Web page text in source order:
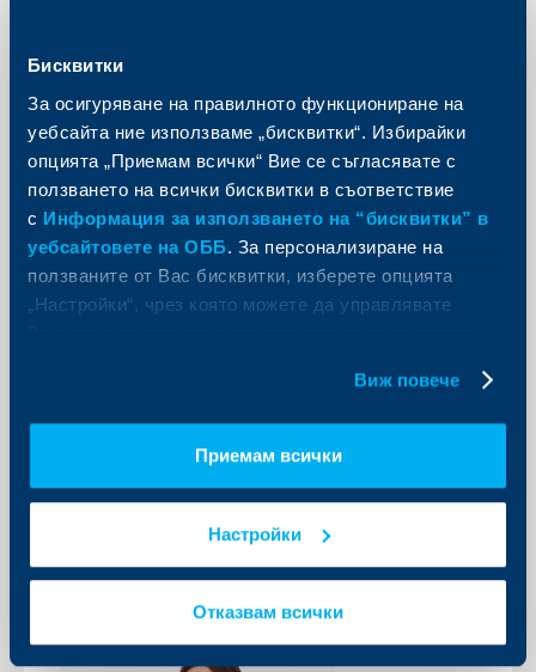
Бисквитки
За осигуряване на правилното функциониране на
уебсайта ние използваме „бисквитки“. Избирайки
опцията „Приемам всички“ Вие се съгласявате с
ползването на всички бисквитки в съответствие
с Информация за използването на “бисквитки” в
уебсайтовете на ОББ. За персонализиране на
ползваните от Вас бисквитки, изберете опцията
„Настройки“, чрез която можете да управлявате
Виж повече
Приемам всички
Настройки
Отказвам всички
ОББ създава мрежа от ипотечни
и Бургас
Още